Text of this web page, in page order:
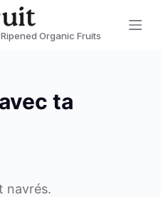
Organic Fruits
ta
navrés.